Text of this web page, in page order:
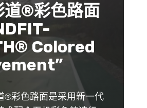
道®彩色路面
Colored
®彩色路面是采用新一代